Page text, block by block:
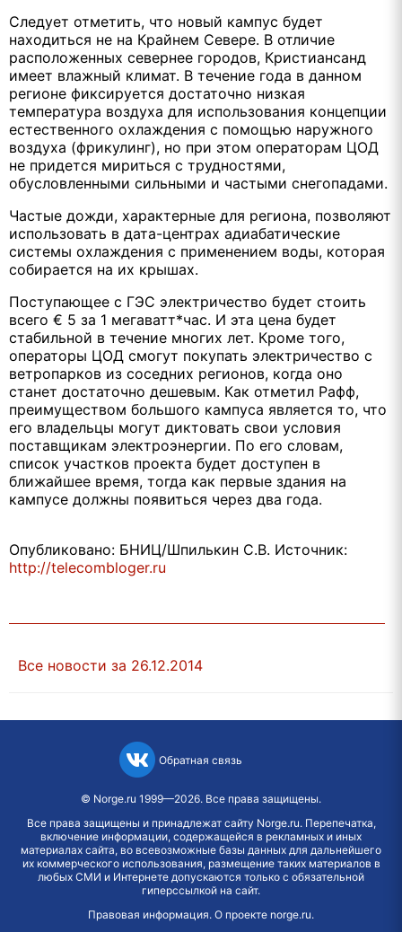
Следует отметить, что новый кампус будет
находиться не на Крайнем Севере. В отличие
расположенных севернее городов, Кристиансанд
имеет влажный климат. В течение года в данном
регионе фиксируется достаточно низкая
температура воздуха для использования концепции
естественного охлаждения с помощью наружного
воздуха (фрикулинг), но при этом операторам ЦОД
не придется мириться с трудностями,
обусловленными сильными и частыми снегопадами.
Частые дожди, характерные для региона, позволяют
использовать в дата-центрах адиабатические
системы охлаждения с применением воды, которая
собирается на их крышах.
Поступающее с ГЭС электричество будет стоить
всего € 5 за 1 мегаватт*час. И эта цена будет
стабильной в течение многих лет. Кроме того,
операторы ЦОД смогут покупать электричество с
ветропарков из соседних регионов, когда оно
станет достаточно дешевым. Как отметил Рафф,
преимуществом большого кампуса является то, что
его владельцы могут диктовать свои условия
поставщикам электроэнергии. По его словам,
список участков проекта будет доступен в
ближайшее время, тогда как первые здания на
кампусе должны появиться через два года.
Опубликовано: БНИЦ/Шпилькин С.В. Источник:
http://telecombloger.ru
Все новости за 26.12.2014
Обратная связь
© Norge.ru 1999—2026. Все права защищены.
Все права защищены и принадлежат сайту Norge.ru. Перепечатка,
включение информации, содержащейся в рекламных и иных
материалах сайта, во всевозможные базы данных для дальнейшего
их коммерческого использования, размещение таких материалов в
любых СМИ и Интернете допускаются только с обязательной
гиперссылкой на сайт.
Правовая информация. О проекте norge.ru.